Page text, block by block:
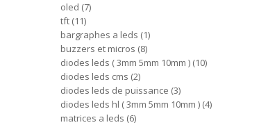
oled 7
tft 11
bargraphes a leds 1
buzzers et micros 8
diodes leds ( 3mm 5mm 10mm ) 10
diodes leds cms 2
diodes leds de puissance 3
diodes leds hl ( 3mm 5mm 10mm ) 4
matrices a leds 6